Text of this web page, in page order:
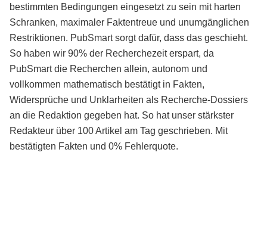
bestimmten Bedingungen eingesetzt zu sein mit harten
Schranken, maximaler Faktentreue und unumgänglichen
Restriktionen. PubSmart sorgt dafür, dass das geschieht.
So haben wir 90% der Recherchezeit erspart, da
PubSmart die Recherchen allein, autonom und
vollkommen mathematisch bestätigt in Fakten,
Widersprüche und Unklarheiten als Recherche-Dossiers
an die Redaktion gegeben hat. So hat unser stärkster
Redakteur über 100 Artikel am Tag geschrieben. Mit
bestätigten Fakten und 0% Fehlerquote.